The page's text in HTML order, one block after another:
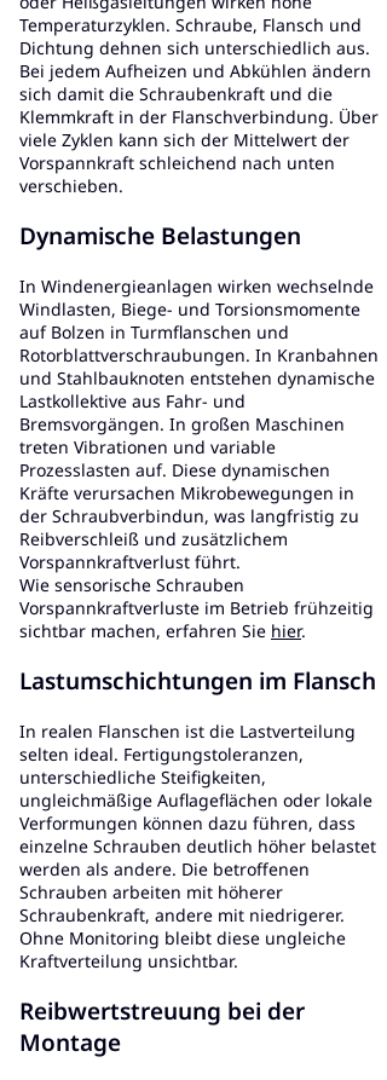
Temperaturzyklen. Schraube, Flansch und
Dichtung dehnen sich unterschiedlich aus.
Bei jedem Aufheizen und Abkühlen ändern
sich damit die Schraubenkraft und die
Klemmkraft in der Flanschverbindung. Über
viele Zyklen kann sich der Mittelwert der
Vorspannkraft schleichend nach unten
verschieben.
Dynamische Belastungen
In Windenergieanlagen wirken wechselnde
Windlasten, Biege- und Torsionsmomente
auf Bolzen in Turmflanschen und
Rotorblattverschraubungen. In Kranbahnen
und Stahlbauknoten entstehen dynamische
Lastkollektive aus Fahr- und
Bremsvorgängen. In großen Maschinen
treten Vibrationen und variable
Prozesslasten auf. Diese dynamischen
Kräfte verursachen Mikrobewegungen in
der Schraubverbindun, was langfristig zu
Reibverschleiß und zusätzlichem
Vorspannkraftverlust führt.
Wie sensorische Schrauben
Vorspannkraftverluste im Betrieb frühzeitig
sichtbar machen, erfahren Sie hier.
Lastumschichtungen im Flansch
In realen Flanschen ist die Lastverteilung
selten ideal. Fertigungstoleranzen,
unterschiedliche Steifigkeiten,
ungleichmäßige Auflageflächen oder lokale
Verformungen können dazu führen, dass
einzelne Schrauben deutlich höher belastet
werden als andere. Die betroffenen
Schrauben arbeiten mit höherer
Schraubenkraft, andere mit niedrigerer.
Ohne Monitoring bleibt diese ungleiche
Kraftverteilung unsichtbar.
Reibwertstreuung bei der
Montage